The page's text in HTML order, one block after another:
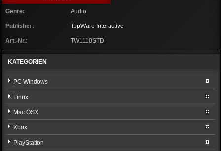
Genre: Audio
Publisher: TopWare Interactive
Art.-Nr.: TW1110STD
KATEGORIEN
PC Windows
Linux
Mac OSX
Xbox
PlayStation